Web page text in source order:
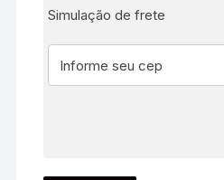
Simulação de frete